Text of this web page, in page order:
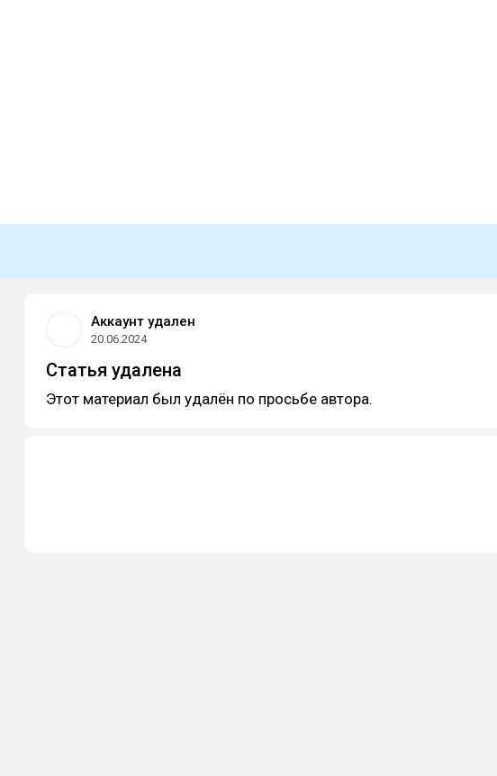
Аккаунт удален
20.06.2024
Статья удалена
Этот материал был удалён по просьбе автора.